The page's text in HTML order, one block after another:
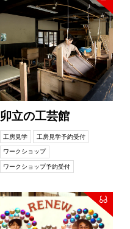
卯立の工芸館
工房見学 工房見学予約受付
ワークショップ
ワークショップ予約受付